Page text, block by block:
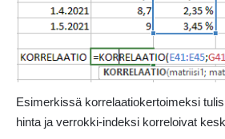
Esimerkissä korrelaatiokertoimeksi
hinta ja verrokki-indeksi korreloivat